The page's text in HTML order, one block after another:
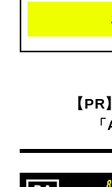
【